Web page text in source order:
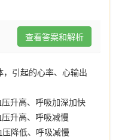
查看答案和解析
引起的心率、心输出
升高、呼吸加深加快
升高、呼吸减慢
降低、呼吸减慢